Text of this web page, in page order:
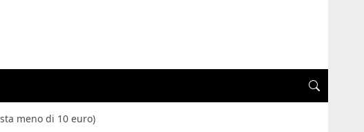
meno di 10 euro)